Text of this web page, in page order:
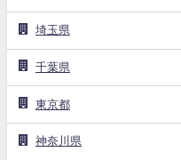
埼玉県
千葉県
東京都
神奈川県